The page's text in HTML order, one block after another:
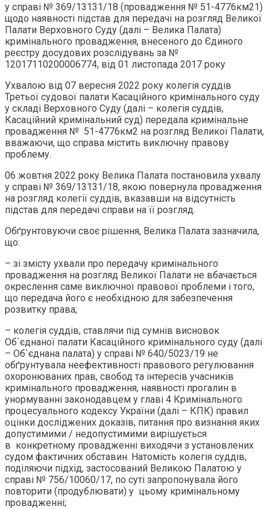
у справі № 369/13131/18 (провадження № 51-4776км21)
щодо наявності підстав для передачі на розгляд Великої
Палати Верховного Суду (далі – Велика Палата)
кримінального провадження, внесеного до Єдиного
реєстру досудових розслідувань за №
12017110200006774, від 01 листопада 2017 року
Ухвалою від 07 вересня 2022 року колегія суддів
Третьої судової палати Касаційного кримінального суду
у складі Верховного Суду (далі – колегія суддів,
Касаційний кримінальний суд) передала кримінальне
провадження № 51-4776км2 на розгляд Великої Палати,
вважаючи, що справа містить виключну правову
проблему.
06 жовтня 2022 року Велика Палата постановила ухвалу
у справі № 369/13131/18, якою повернула провадження
на розгляд колегії суддів, вказавши на відсутність
підстав для передачі справи на її розгляд.
Обґрунтовуючи своє рішення, Велика Палата зазначила,
що:
– зі змісту ухвали про передачу кримінального
провадження на розгляд Великої Палати не вбачається
окреслення саме виключної правової проблеми і того,
що передача його є необхідною для забезпечення
розвитку права;
– колегія суддів, ставлячи під сумнів висновок
Об`єднаної палати Касаційного кримінального суду (далі
– Об`єднана палата) у справі № 640/5023/19 не
обґрунтувала неефективності правового регулювання
охоронюваних прав, свобод та інтересів учасників
кримінального провадження, наявності прогалин в
унормуванні законодавцем у главі 4 Кримінального
процесуального кодексу України (далі – КПК) правил
оцінки досліджених доказів, питання про визнання яких
допустимими / недопустимими вирішується
в конкретному провадженні виходячи з установлених
судом фактичних обставин. Натомість колегія суддів,
поділяючи підхід, застосований Великою Палатою у
справі № 756/10060/17, по суті запропонувала його
повторити (продублювати) у цьому кримінальному
провадженні;